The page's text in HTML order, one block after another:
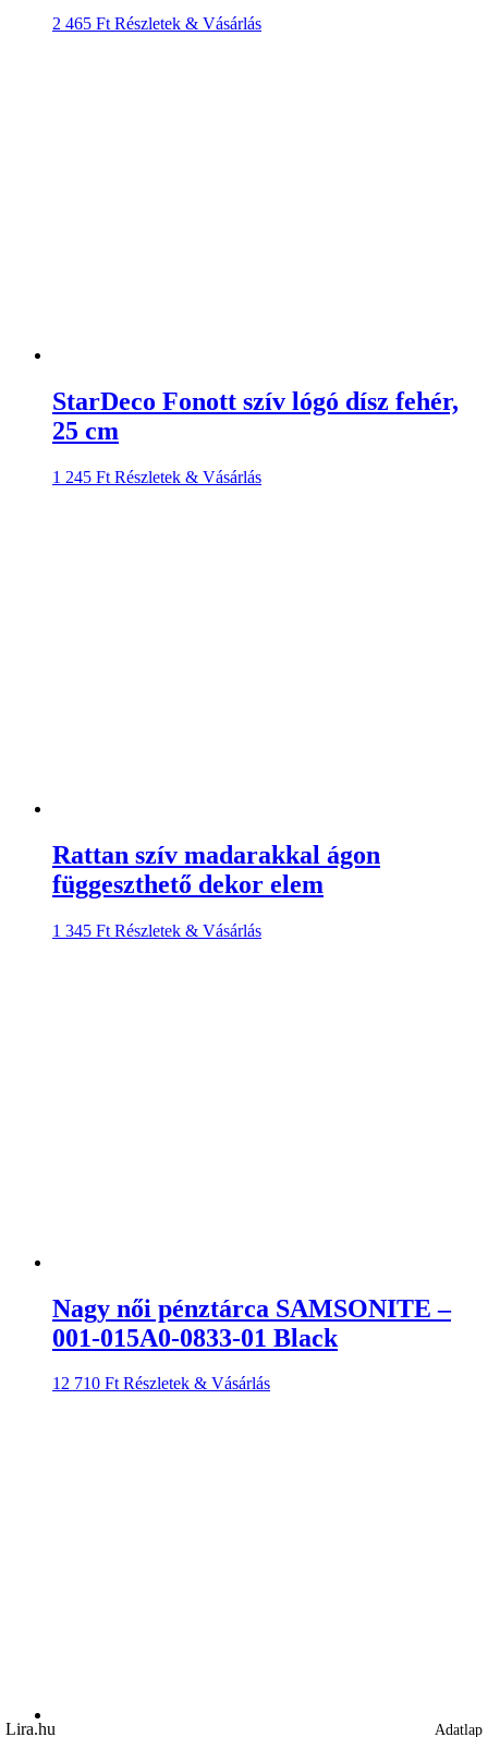
Adatlap
Adatlap
Adatlap
Adatlap
Adatlap
Adatlap
Adatlap
Adatlap
Adatlap
2 465 Ft
Adatlap
Lira.hu
Részletek & Vásárlás
StarDeco Fonott szív lógó dísz fehér,
25 cm
1 245 Ft
Adatlap
Részletek & Vásárlás
Rattan szív madarakkal ágon
függeszthető dekor elem
1 345 Ft
Adatlap
Részletek & Vásárlás
Nagy női pénztárca SAMSONITE –
001-015A0-0833-01 Black
12 710 Ft
Adatlap
Részletek & Vásárlás
Adatlap